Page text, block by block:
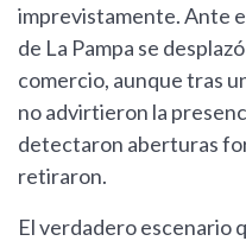
imprevistamente. Ante
de La Pampa se
comercio, aunque tras
no advirtieron la
detectaron aberturas
retiraron.
El verdadero escenario